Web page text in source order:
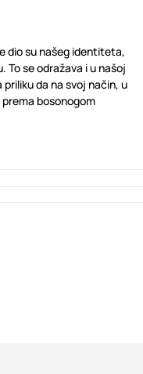
dio su našeg identiteta,
To se odražava i u našoj
da na svoj način, u
bosonogom